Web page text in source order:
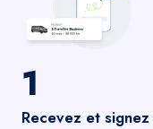
1
Recevez et